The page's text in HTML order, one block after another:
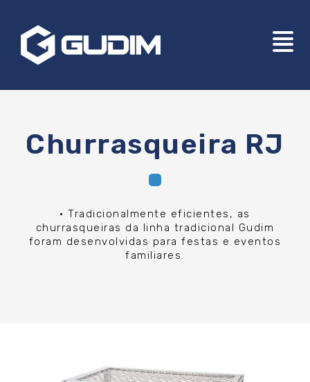
Churrasqueira RJ
• Tradicionalmente eficientes, as
churrasqueiras da linha tradicional Gudim
foram desenvolvidas para festas e eventos
familiares.